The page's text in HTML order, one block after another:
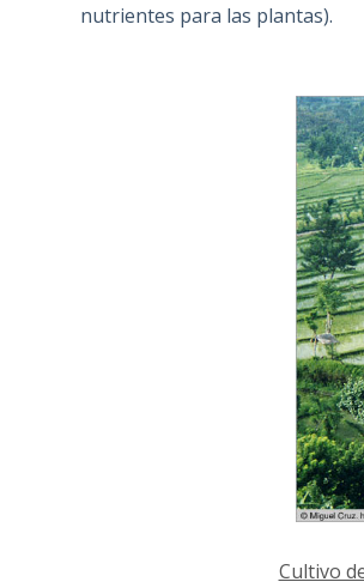
nutrientes para las plantas).
Cultivo